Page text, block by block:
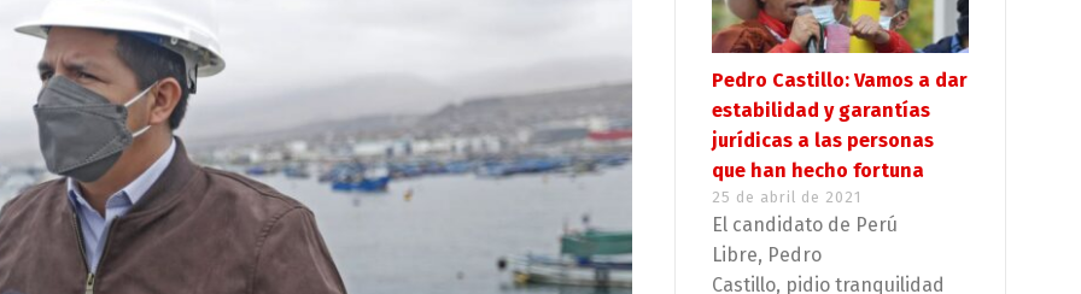
Pedro Castillo: Vamos a dar
estabilidad y garantías
jurídicas a las personas
que han hecho fortuna
25 de abril de 2021
El candidato de Perú
Libre, Pedro
Castillo, pidio tranquilidad